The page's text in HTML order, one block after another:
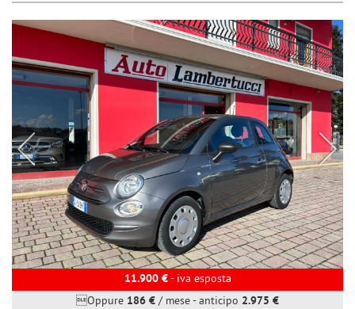
11.900 €- iva esposta
Oppure 186 € / mese-anticipo 2.975 €